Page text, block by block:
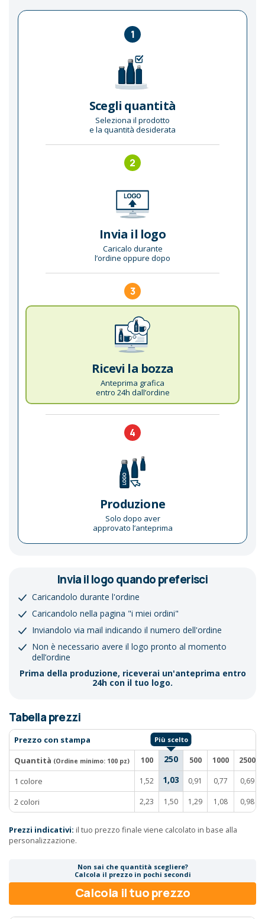
1
Scegli quantità
Seleziona il prodotto
e la quantità desiderata
2
Invia il logo
Caricalo durante
l’ordine oppure dopo
3
Ricevi la bozza
Anteprima grafica
entro 24h dall’ordine
4
Produzione
Solo dopo aver
approvato l’anteprima
Invia il logo quando preferisci
Caricandolo durante l'ordine
Caricandolo nella pagina "i miei ordini"
Inviandolo via mail indicando il numero dell'ordine
Non è necessario avere il logo pronto al momento
dell’ordine
Prima della produzione, riceverai un'anteprima entro
24h con il tuo logo.
Tabella prezzi
Prezzo con stampa
Quantità (Ordine minimo: 100 pz) 100 250 500 1000 2500
1 colore 1,52 1,03 0,91 0,77 0,69
2 colori 2,23 1,50 1,29 1,08 0,98
Prezzi indicativi: il tuo prezzo finale viene calcolato in base alla
personalizzazione.
Non sai che quantità scegliere?
Calcola il prezzo in pochi secondi
Calcola il tuo prezzo